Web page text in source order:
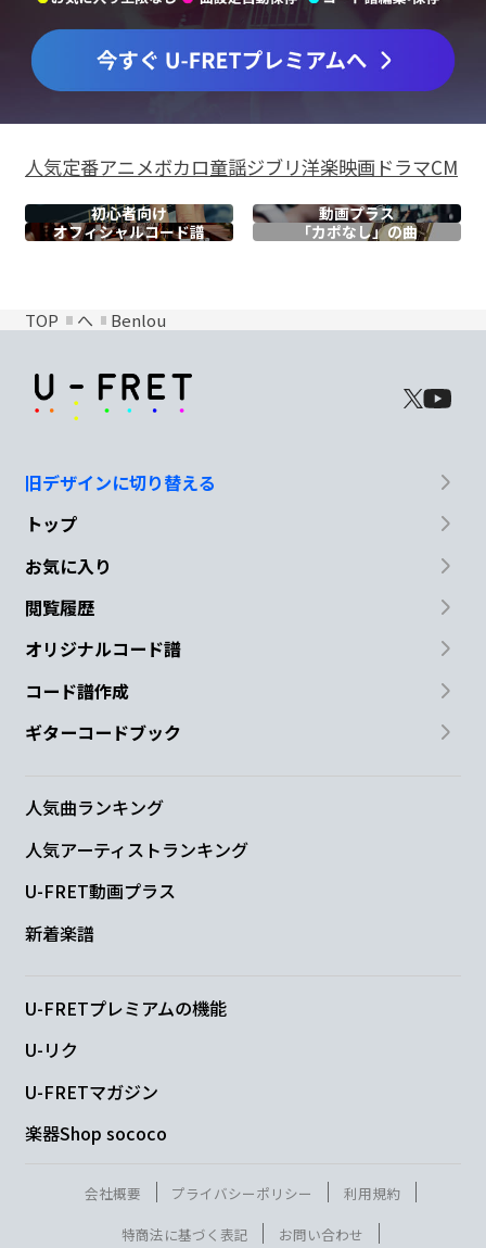
人気定番アニメボカロ童謡ジブリ洋楽映画ドラマCM
初心者向け
動画プラス
オフィシャルコード譜 「カポなし」の曲
TOP へ Benlou
旧デザインに切り替える
トップ
お気に入り
閲覧履歴
オリジナルコード譜
コード譜作成
ギターコードブック
人気曲ランキング
人気アーティストランキング
U-FRET動画プラス
新着楽譜
U-FRETプレミアムの機能
U-リク
U-FRETマガジン
楽器Shop sococo
会社概要 プライバシーポリシー
利用規約
特商法に基づく表記
お問い合わせ